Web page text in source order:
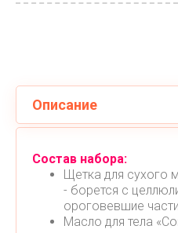
Описание
Состав набора:
Щетка для сухого
- борется с
ороговевшие
Масло для тела